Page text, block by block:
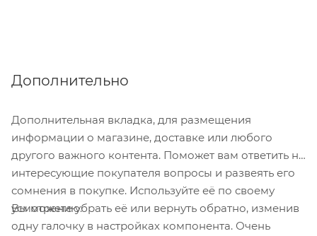
Дополнительно
Дополнительная вкладка, для размещения
информации о магазине, доставке или любого
другого важного контента. Поможет вам ответить на
интересующие покупателя вопросы и развеять его
сомнения в покупке. Используйте её по своему
усмотрению.
Вы можете убрать её или вернуть обратно, изменив
одну галочку в настройках компонента. Очень